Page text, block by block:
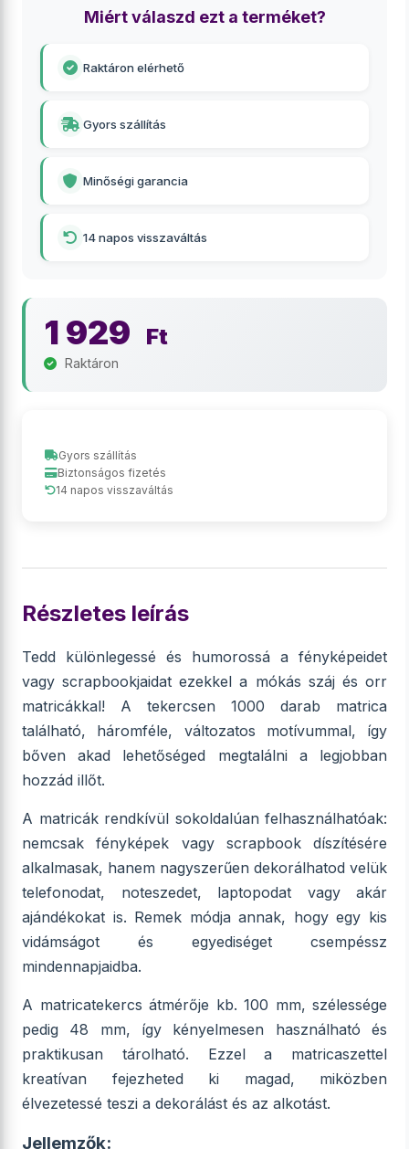
Miért válaszd ezt a terméket?
Raktáron elérhető
Gyors szállítás
Minőségi garancia
14 napos visszaváltás
1 929 Ft
Raktáron
Gyors szállítás
Biztonságos fizetés
14 napos visszaváltás
Részletes leírás
Tedd különlegessé és humorossá a fényképeidet
vagy scrapbookjaidat ezekkel a mókás száj és orr
matricákkal! A tekercsen 1000 darab matrica
található, háromféle, változatos motívummal, így
bőven akad lehetőséged megtalálni a legjobban
hozzád illőt.
A matricák rendkívül sokoldalúan felhasználhatóak:
nemcsak fényképek vagy scrapbook díszítésére
alkalmasak, hanem nagyszerűen dekorálhatod velük
telefonodat, noteszedet, laptopodat vagy akár
ajándékokat is. Remek módja annak, hogy egy kis
vidámságot és egyediséget csempéssz
mindennapjaidba.
A matricatekercs átmérője kb. 100 mm, szélessége
pedig 48 mm, így kényelmesen használható és
praktikusan tárolható. Ezzel a matricaszettel
kreatívan fejezheted ki magad, miközben
élvezetessé teszi a dekorálást és az alkotást.
Jellemzők: